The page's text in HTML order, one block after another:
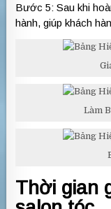
Bước 5: Sau khi
hành, giúp khách
Làm
Thời gian